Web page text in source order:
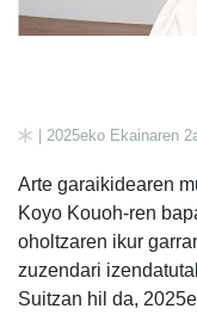
| 2025eko Ekainaren
Arte garaikidearen
Koyo Kouoh-ren
oholtzaren ikur
zuzendari
Suitzan hil da,